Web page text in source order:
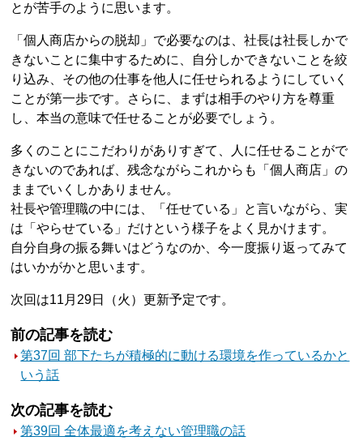
とが苦手のように思います。
「個人商店からの脱却」で必要なのは、社長は社長しかで
きないことに集中するために、自分しかできないことを絞
り込み、その他の仕事を他人に任せられるようにしていく
ことが第一歩です。さらに、まずは相手のやり方を尊重
し、本当の意味で任せることが必要でしょう。
多くのことにこだわりがありすぎて、人に任せることがで
きないのであれば、残念ながらこれからも「個人商店」の
ままでいくしかありません。
社長や管理職の中には、「任せている」と言いながら、実
は「やらせている」だけという様子をよく見かけます。
自分自身の振る舞いはどうなのか、今一度振り返ってみて
はいかがかと思います。
次回は11月29日（火）更新予定です。
前の記事を読む
第37回 部下たちが積極的に動ける環境を作っているかと
いう話
次の記事を読む
第39回 全体最適を考えない管理職の話